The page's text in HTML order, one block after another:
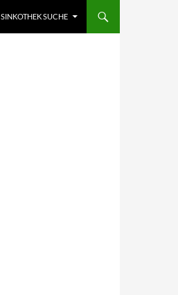
SINKOTHEK SUCHE